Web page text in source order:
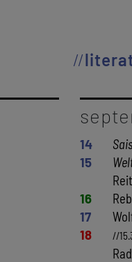
14
15
16
17
18
//